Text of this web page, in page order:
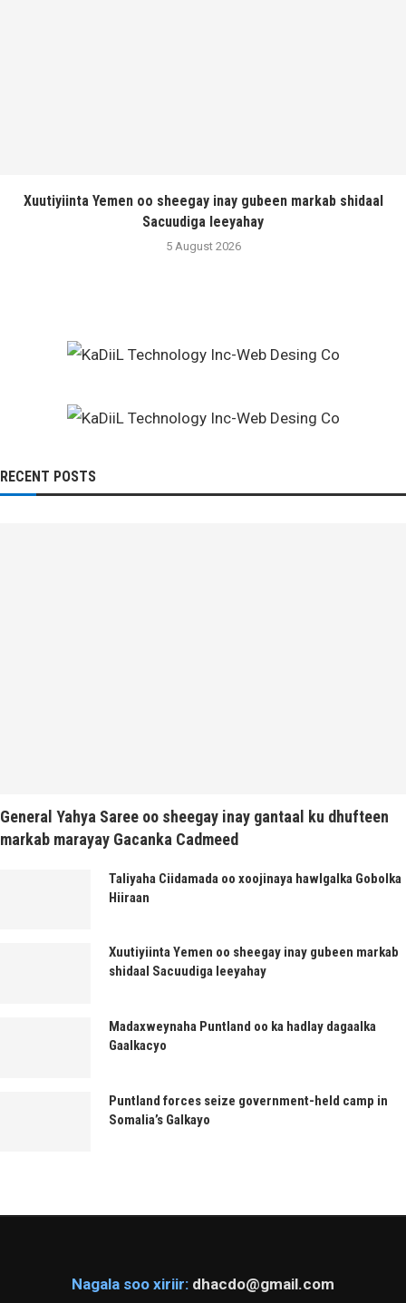
Xuutiyiinta Yemen oo sheegay inay gubeen markab shidaal
Sacuudiga leeyahay
5 August 2026
RECENT POSTS
General Yahya Saree oo sheegay inay gantaal ku dhufteen
markab marayay Gacanka Cadmeed
Taliyaha Ciidamada oo xoojinaya hawlgalka Gobolka
Hiiraan
Xuutiyiinta Yemen oo sheegay inay gubeen markab
shidaal Sacuudiga leeyahay
Madaxweynaha Puntland oo ka hadlay dagaalka
Gaalkacyo
Puntland forces seize government-held camp in
Somalia’s Galkayo
Nagala soo xiriir: dhacdo@gmail.com